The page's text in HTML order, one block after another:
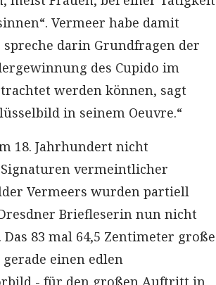
Vermeer habe damit
spreche darin Grundfragen der
des Cupido im
werden können, sagt
in seinem Oeuvre.“
18. Jahrhundert nicht
vermeintlicher
Vermeers wurden partiell
Briefleserin nun nicht
83 mal 64,5 Zentimeter große
einen edlen
- für den großen Auftritt in